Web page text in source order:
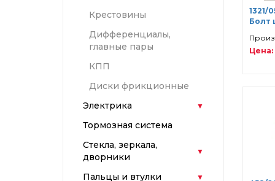
Крестовины
Дифференциалы,
главные пары
КПП
Диски фрикционные
Электрика
Тормозная система
Стекла, зеркала,
дворники
Пальцы и втулки
1321/
Болт
Цена: